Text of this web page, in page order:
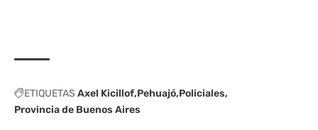
ETIQUETAS Axel Kicillof Pehuajó Policiales
Provincia de Buenos Aires